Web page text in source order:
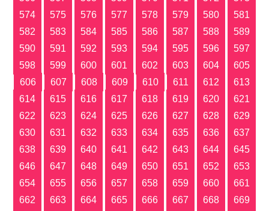
574
575 576 577 578 579 580
581
582
583 584 585 586 587 588
589
590
591 592 593 594 595 596
597
598
599 600 601 602 603 604
605
606
607 608 609 610 611 612
613
614
615 616 617 618 619 620
621
622
623 624 625 626 627 628
629
630
631 632 633 634 635 636
637
638
639 640 641 642 643 644
645
646
647 648 649 650 651 652
653
654
655 656 657 658 659 660
661
662
663 664 665 666 667 668
669